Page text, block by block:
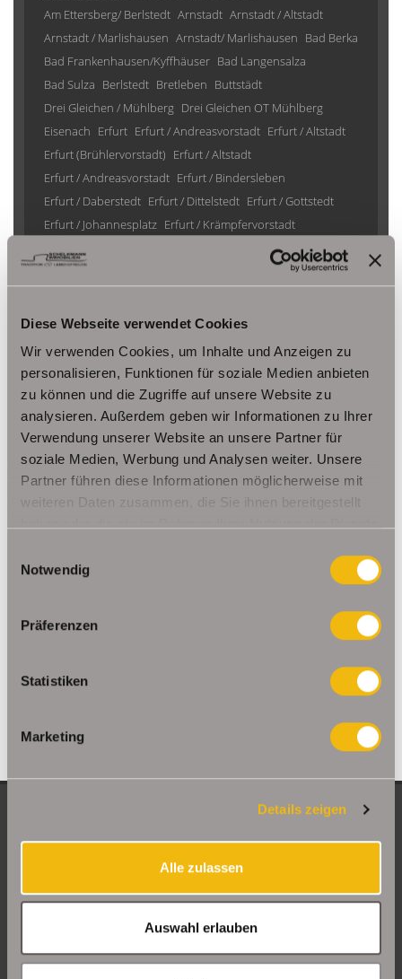
Diese Webseite verwendet Cookies
Wir verwenden Cookies, um Inhalte und Anzeigen zu
personalisieren, Funktionen für soziale Medien anbieten
zu können und die Zugriffe auf unsere Website zu
analysieren. Außerdem geben wir Informationen zu Ihrer
Verwendung unserer Website an unsere Partner für
soziale Medien, Werbung und Analysen weiter. Unsere
Partner führen diese Informationen möglicherweise mit
weiteren Daten zusammen, die Sie ihnen bereitgestellt
Notwendig
Präferenzen
Statistiken
Marketing
Details zeigen
Alle zulassen
Auswahl erlauben
Am Ettersberg/ Berlstedt Arnstadt Arnstadt / Altstadt
Arnstadt / Marlishausen Arnstadt/ Marlishausen Bad Berka
Bad Frankenhausen/Kyffhäuser Bad Langensalza
Bad Sulza Berlstedt Bretleben Buttstädt
Drei Gleichen / Mühlberg Drei Gleichen OT Mühlberg
Eisenach Erfurt Erfurt / Andreasvorstadt Erfurt / Altstadt
Erfurt (Brühlervorstadt) Erfurt / Altstadt
Erfurt / Andreasvorstadt Erfurt / Bindersleben
Erfurt / Daberstedt Erfurt / Dittelstedt Erfurt / Gottstedt
Erfurt / Johannesplatz Erfurt / Krämpfervorstadt
Erfurt / Molsdorf
Erfurt /Andreasvorstadt Erfurt/ Frienstedt
Erfurt/ Salomonsborn
Erfurt/ Vieselbach
Gotha
Grammetal
Großheringen Gräfenhain/ Ohrdruf
Herbsleben
Ichtershausen Kleinmölsen
Kutzleben / Lützensömmern
Nesse- Apfelstädt / Kornhochheim Nohra Oberhof
Ohrdruf Riethnordhausen Ruhla
Saalfeld/Saale / Remschütz
Steinbach-Hallenberg/ Viernau
Tonna / Gräfentonna Udestedt
kaufen Am Ettersberg
Immobilien Am
Einfamilienhäuser Am
Ettersberg
Große Etagenwohnung mit 2 Balkonen in Erfurt
Schöne Erdgeschosswohnung mit Balkon in